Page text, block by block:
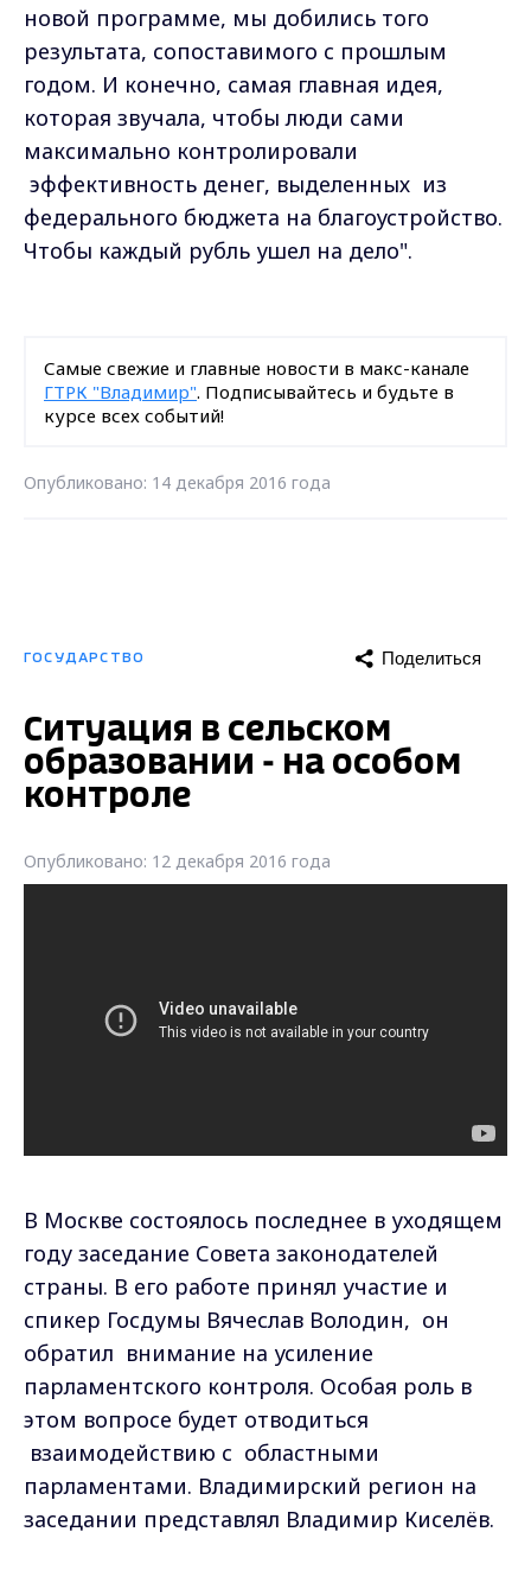
новой программе, мы добились того
результата, сопоставимого с прошлым
годом. И конечно, самая главная идея,
которая звучала, чтобы люди сами
максимально контролировали
эффективность денег, выделенных из
федерального бюджета на благоустройство.
Чтобы каждый рубль ушел на дело".
Самые свежие и главные новости в макс-канале
ГТРК "Владимир". Подписывайтесь и будьте в
курсе всех событий!
Опубликовано: 14 декабря 2016 года
ГОСУДАРСТВО Поделиться
Ситуация в сельском
образовании - на особом
контроле
Опубликовано: 12 декабря 2016 года
В Москве состоялось последнее в уходящем
году заседание Совета законодателей
страны. В его работе принял участие и
спикер Госдумы Вячеслав Володин, он
обратил внимание на усиление
парламентского контроля. Особая роль в
этом вопросе будет отводиться
взаимодействию с областными
парламентами. Владимирский регион на
заседании представлял Владимир Киселёв.